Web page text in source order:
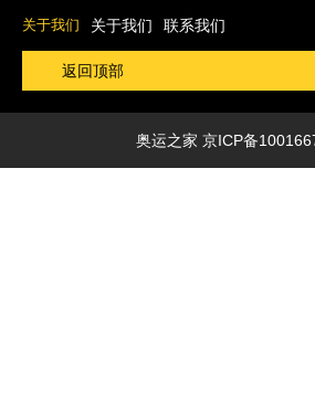
关于我们 关于我们 联系我们
返回顶部
奥运之家 京ICP备